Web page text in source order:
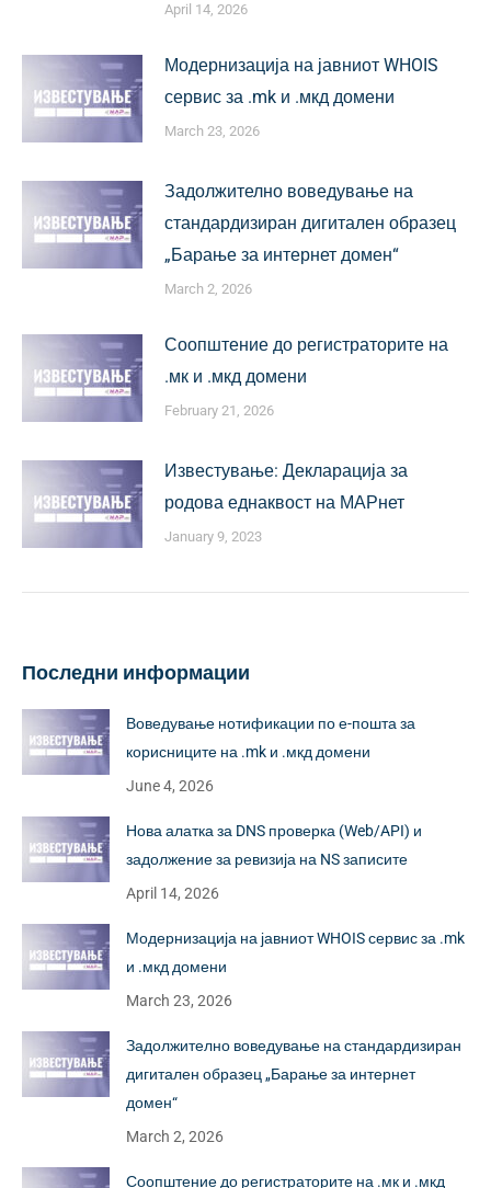
April 14, 2026
Модернизација на јавниот WHOIS
сервис за .mk и .мкд домени
March 23, 2026
Задолжително воведување на
стандардизиран дигитален образец
„Барање за интернет домен“
March 2, 2026
Соопштение до регистраторите на
.мк и .мкд домени
February 21, 2026
Известување: Декларација за
родова еднаквост на МАРнет
January 9, 2023
Последни информации
Воведување нотификации по е-пошта за
корисниците на .mk и .мкд домени
June 4, 2026
Нова алатка за DNS проверка (Web/API) и
задолжение за ревизија на NS записите
April 14, 2026
Модернизација на јавниот WHOIS сервис за .mk
и .мкд домени
March 23, 2026
Задолжително воведување на стандардизиран
дигитален образец „Барање за интернет
домен“
March 2, 2026
Соопштение до регистраторите на .мк и .мкд